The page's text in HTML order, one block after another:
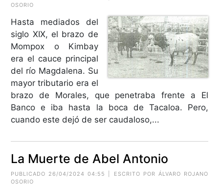
OSORIO
Hasta mediados del
siglo XIX, el brazo de
Mompox o Kimbay
era el cauce principal
del río Magdalena. Su
mayor tributario era el
brazo de Morales, que penetraba frente a El
Banco e iba hasta la boca de Tacaloa. Pero,
cuando este dejó de ser caudaloso,...
La Muerte de Abel Antonio
PUBLICADO 26/04/2024 04:55 | ESCRITO POR ÁLVARO ROJANO
OSORIO